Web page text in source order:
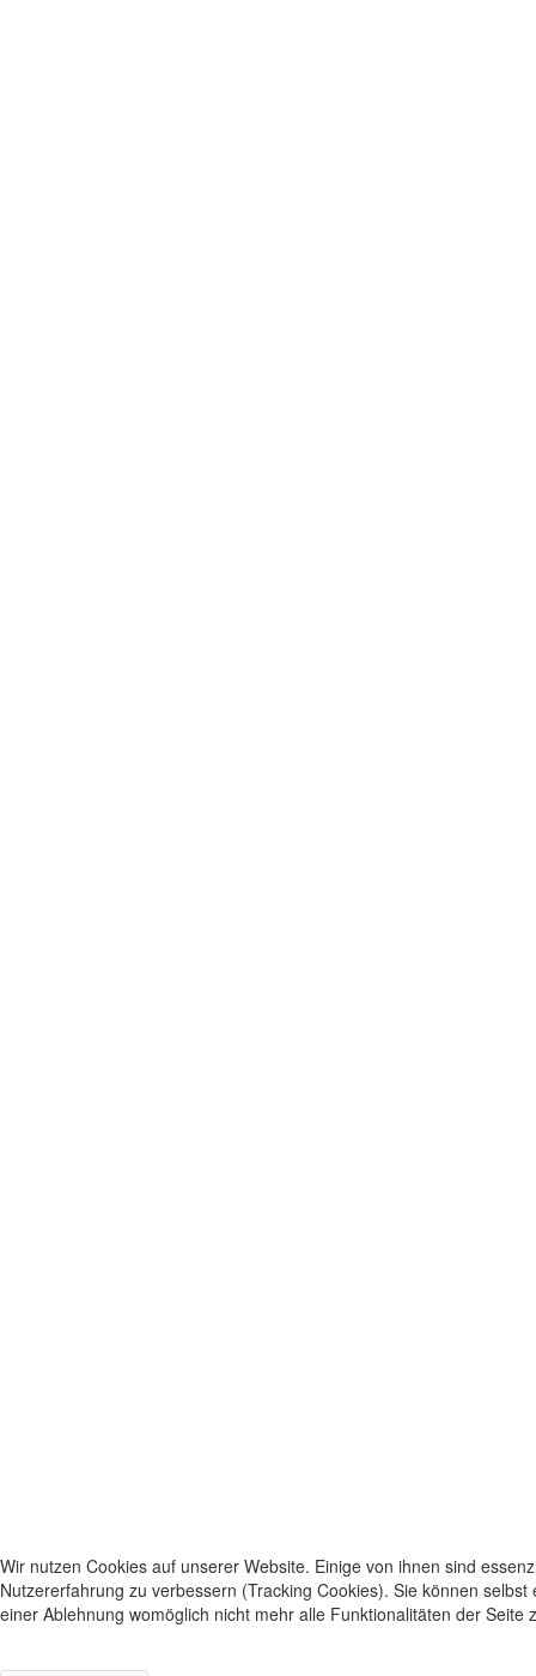
Wir nutzen Cookies auf unserer Website. Einige von ihnen sind
Nutzererfahrung zu verbessern (Tracking Cookies). Sie können
einer Ablehnung womöglich nicht mehr alle Funktionalitäten der Seite